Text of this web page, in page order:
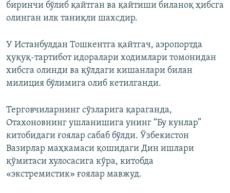
биринчи бўлиб қайтган ва қайтиши биланоқ ҳибсга
олинган илк таниқли шахсдир.
У Истанбулдан Тошкентга қайтгач, аэропортда
ҳуқуқ-тартибот идоралари ходимлари томонидан
хибсга олинди ва қўлдаги кишанлари билан
милиция бўлимига олиб кетилганди.
Терговчиларнинг сўзларига қараганда,
Отахоновнинг ушланишига унинг “Бу кунлар”
китобидаги ғоялар сабаб бўлди. Ўзбекистон
Вазирлар маҳкамаси қошидаги Дин ишлари
қўмитаси хулосасига кўра, китобда
«экстремистик» ғоялар мавжуд.